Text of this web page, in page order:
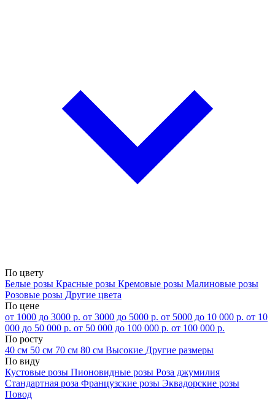
По цвету
Белые розы Красные розы Кремовые розы Малиновые розы
Розовые розы Другие цвета
По цене
от 1000 до 3000 р. от 3000 до 5000 р. от 5000 до 10 000 р. от 10
000 до 50 000 р. от 50 000 до 100 000 р. от 100 000 р.
По росту
40 см 50 см 70 см 80 см Высокие Другие размеры
По виду
Кустовые розы Пионовидные розы Роза джумилия
Стандартная роза Французские розы Эквадорские розы
Повод